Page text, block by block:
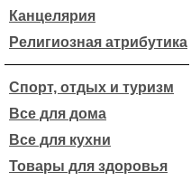
Канцелярия
Религиозная атрибутика
Спорт, отдых и туризм
Все для дома
Все для кухни
Товары для здоровья